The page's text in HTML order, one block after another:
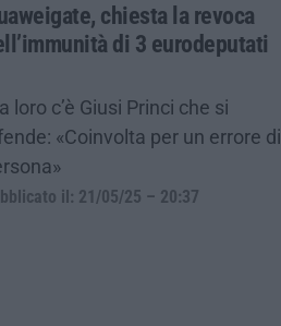
chiesta la revoca
di 3 eurodeputati
loro c’è Giusi Princi che si
«Coinvolta per un errore di
il: 21/05/25 – 20:37